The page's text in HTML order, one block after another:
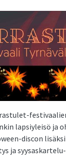
lapsiyleisö ja
discon
ja